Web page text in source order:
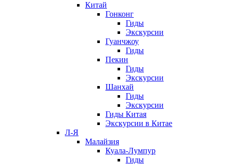
Китай
Гонконг
Гиды
Экскурсии
Гуанчжоу
Гиды
Пекин
Гиды
Экскурсии
Шанхай
Гиды
Экскурсии
Гиды Китая
Экскурсии в Китае
Л-Я
Малайзия
Куала-Лумпур
Гиды